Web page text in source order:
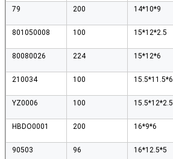
79 200 14*10*9
801050008 100 15*12*2.5
80080026 224 15*12*6
210034 100 15.5*11.5*6
YZ0006 100 15.5*12*2.5
HBDO0001 200 16*9*6
90503 96 16*12.5*5